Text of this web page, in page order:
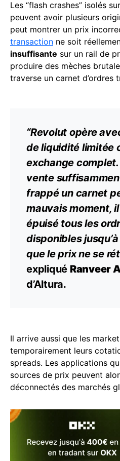
Les “flash crashes” isolés
peuvent avoir plusieurs
peut montrer un prix
transaction ne soit
insuffisante sur un rail de
produire des mèches
traverse un carnet d’ordres
“Revolut opère
de liquidité limitée
exchange complet.
vente
frappé un carnet
mauvais moment,
épuisé tous les
disponibles
que le prix ne se
expliqué Ranveer
d’Altura.
Il arrive aussi que les market
temporairement leurs
spreads. Les applications
sources de prix peuvent
déconnectés des marchés